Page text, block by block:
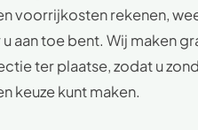
voorrijkosten rekenen,
aan toe bent. Wij maken
ter plaatse, zodat u
keuze kunt maken.